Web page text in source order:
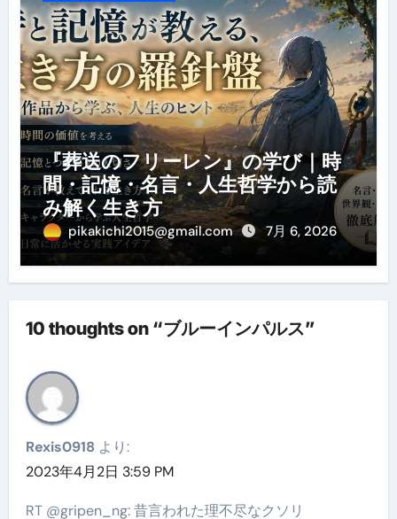
『葬送のフリーレン』の学び｜時
間・記憶・名言・人生哲学から読
み解く生き方
pikakichi2015@gmail.com 7月 6, 2026
10 thoughts on “ブルーインパルス”
Rexis0918 より:
2023年4月2日 3:59 PM
RT @gripen_ng: 昔言われた理不尽なクソリ